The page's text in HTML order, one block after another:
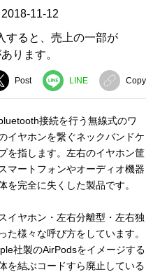
11-12
すると、売上の一部が
ります。
Post LINE Copy
接続を行う無線式のワ
イヤホンを繋ぐネックバンドケ
を指します。左右のイヤホン筐
マートフォンやオーディオ機器
を完全に失くした製品です。
イヤホン・左右分離型・左右独
た様々な呼び方をしています。
社製のAirPodsをイメージする
を結ぶコードすら廃止している